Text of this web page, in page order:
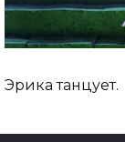
Эрика танцует.